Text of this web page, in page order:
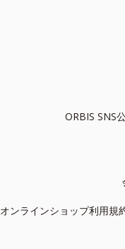
ORBIS SNS
オンラインショップ利用規